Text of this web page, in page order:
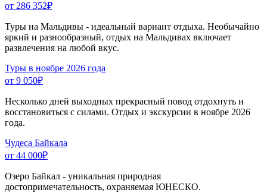
от 286 352₽
Туры на Мальдивы - идеальный вариант отдыха. Необычайно
яркий и разнообразный, отдых на Мальдивах включает
развлечения на любой вкус.
Туры в ноябре 2026 года
от 9 050₽
Несколько дней выходных прекрасный повод отдохнуть и
восстановиться с силами. Отдых и экскурсии в ноябре 2026
года.
Чудеса Байкала
от 44 000₽
Озеро Байкал - уникальная природная
достопримечательность, охраняемая ЮНЕСКО.